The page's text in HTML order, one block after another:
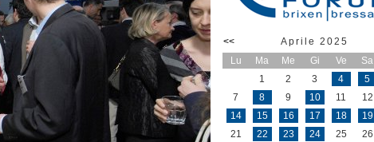
<< Aprile 2025
Lu Ma Me Gi Ve Sa
1
2 3 4 5
7
8 9 10 11 12
14
15 16 17 18 19
21
22 23 24 25 26